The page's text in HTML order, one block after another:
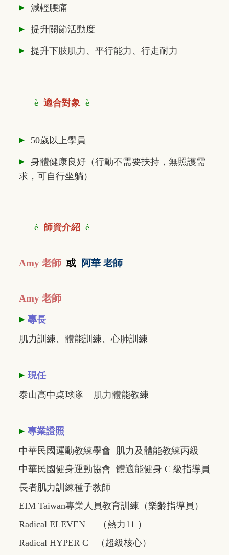
▸ 減輕腰痛
▸ 提升關節活動度
▸ 提升下肢肌力、平行能力、行走耐力
è 適合對象 è
▸ 50歲以上學員
▸ 身體健康良好（行動不需要扶持，無照護需
求，可自行坐躺）
è 師資介紹 è
Amy 老師 或 阿華 老師
Amy 老師
▸ 專長
肌力訓練、體能訓練、心肺訓練
▸ 現任
泰山高中桌球隊 肌力體能教練
▸ 專業證照
中華民國運動教練學會 肌力及體能教練丙級
中華民國健身運動協會 體適能健身 C 級指導員
長者肌力訓練種子教師
EIM Taiwan專業人員教育訓練（樂齡指導員）
Radical ELEVEN （熱力11 ）
Radical HYPER C （超級核心）